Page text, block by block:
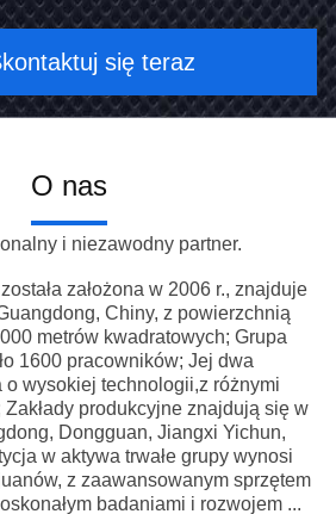
się teraz
O nas
i niezawodny partner.
założona w 2006 r., znajduje
Chiny, z powierzchnią
metrów kwadratowych; Grupa
1600 pracowników; Jej dwa
o wysokiej technologii,z różnymi
produkcyjne znajdują się w
Dongguan, Jiangxi Yichun,
w aktywa trwałe grupy wynosi
z zaawansowanym sprzętem
badaniami i rozwojem ...